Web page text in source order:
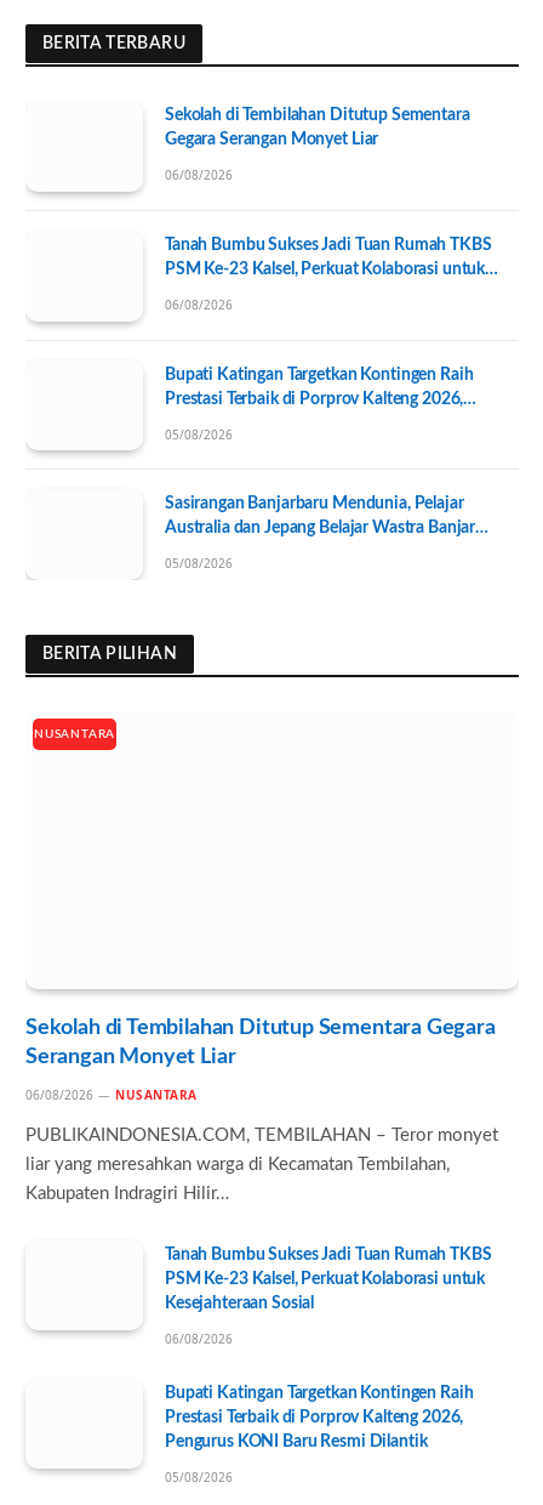
BERITA TERBARU
Sekolah di Tembilahan Ditutup Sementara
Gegara Serangan Monyet Liar
06/08/2026
Tanah Bumbu Sukses Jadi Tuan Rumah TKBS
PSM Ke-23 Kalsel, Perkuat Kolaborasi untuk
06/08/2026
Bupati Katingan Targetkan Kontingen Raih
Prestasi Terbaik di Porprov Kalteng 2026,
05/08/2026
Sasirangan Banjarbaru Mendunia, Pelajar
Australia dan Jepang Belajar Wastra Banjar
05/08/2026
BERITA PILIHAN
NUSANTARA
Sekolah di Tembilahan Ditutup Sementara Gegara
Serangan Monyet Liar
06/08/2026 NUSANTARA
PUBLIKAINDONESIA.COM, TEMBILAHAN – Teror monyet
liar yang meresahkan warga di Kecamatan Tembilahan,
Kabupaten Indragiri Hilir…
Tanah Bumbu Sukses Jadi Tuan Rumah TKBS
PSM Ke-23 Kalsel, Perkuat Kolaborasi untuk
Kesejahteraan Sosial
06/08/2026
Bupati Katingan Targetkan Kontingen Raih
Prestasi Terbaik di Porprov Kalteng 2026,
Pengurus KONI Baru Resmi Dilantik
05/08/2026